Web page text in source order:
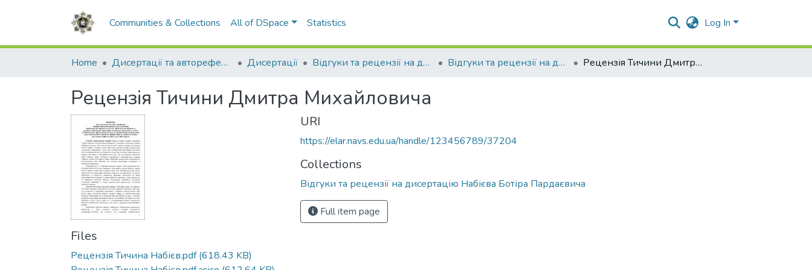
Communities & Collections All of DSpace Statistics Log In
Home Дисертації та автореферати Дисертації Відгуки та рецензії на дисертації Відгуки та рецензії на дисертацію Набієва Ботіра Пардаєвича Рецензія Тичини Дмитра Михайловича
Рецензія Тичини Дмитра Михайловича
Files
Рецензія Тичина Набієв.pdf(618.43 KB)
URI
https://elar.navs.edu.ua/handle/123456789/37204
Collections
Відгуки та рецензії на дисертацію Набієва Ботіра Пардаєвича
Full item page